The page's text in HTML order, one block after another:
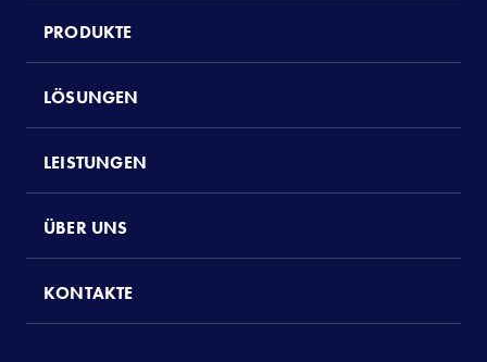
PRODUKTE
LÖSUNGEN
LEISTUNGEN
ÜBER UNS
KONTAKTE